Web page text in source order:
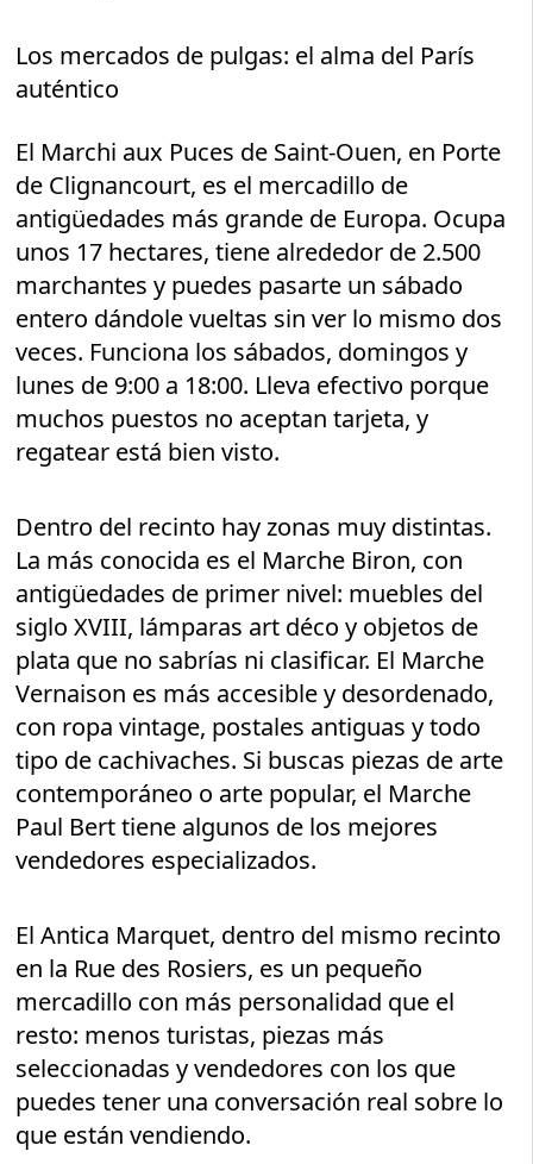
Los mercados de pulgas: el alma del París
auténtico
El Marchi aux Puces de Saint-Ouen, en Porte
de Clignancourt, es el mercadillo de
antigüedades más grande de Europa. Ocupa
unos 17 hectares, tiene alrededor de 2.500
marchantes y puedes pasarte un sábado
entero dándole vueltas sin ver lo mismo dos
veces. Funciona los sábados, domingos y
lunes de 9:00 a 18:00. Lleva efectivo porque
muchos puestos no aceptan tarjeta, y
regatear está bien visto.
Dentro del recinto hay zonas muy distintas.
La más conocida es el Marche Biron, con
antigüedades de primer nivel: muebles del
siglo XVIII, lámparas art déco y objetos de
plata que no sabrías ni clasificar. El Marche
Vernaison es más accesible y desordenado,
con ropa vintage, postales antiguas y todo
tipo de cachivaches. Si buscas piezas de arte
contemporáneo o arte popular, el Marche
Paul Bert tiene algunos de los mejores
vendedores especializados.
El Antica Marquet, dentro del mismo recinto
en la Rue des Rosiers, es un pequeño
mercadillo con más personalidad que el
resto: menos turistas, piezas más
seleccionadas y vendedores con los que
puedes tener una conversación real sobre lo
que están vendiendo.